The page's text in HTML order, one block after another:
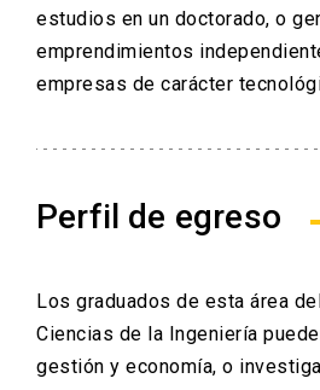
estudios en un doctorado, o
emprendimientos
empresas de carácter
Perfil de egreso
Los graduados de esta área
Ciencias de la Ingeniería
gestión y economía, o